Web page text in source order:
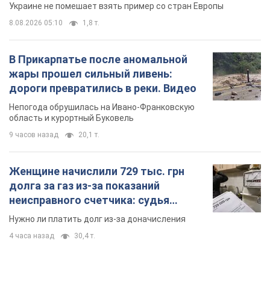
Украине не помешает взять пример со стран Европы
8.08.2026 05:10 1,8 т.
В Прикарпатье после аномальной
жары прошел сильный ливень:
дороги превратились в реки. Видео
Непогода обрушилась на Ивано-Франковскую
область и курортный Буковель
9 часов назад 20,1 т.
Женщине начислили 729 тыс. грн
долга за газ из-за показаний
неисправного счетчика: судья
вынес неожиданное решение
Нужно ли платить долг из-за доначисления
4 часа назад 30,4 т.